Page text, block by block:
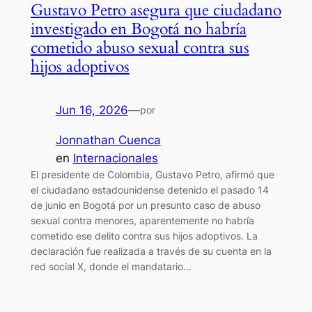
Gustavo Petro asegura que ciudadano
investigado en Bogotá no habría
cometido abuso sexual contra sus
hijos adoptivos
Jun 16, 2026—por
Jonnathan Cuenca
en Internacionales
El presidente de Colombia, Gustavo Petro, afirmó que
el ciudadano estadounidense detenido el pasado 14
de junio en Bogotá por un presunto caso de abuso
sexual contra menores, aparentemente no habría
cometido ese delito contra sus hijos adoptivos. La
declaración fue realizada a través de su cuenta en la
red social X, donde el mandatario…